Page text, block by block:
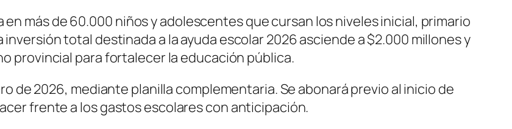
más de 60.000 niños y adolescentes que cursan los niveles inicial, primario
total destinada a la ayuda escolar 2026 asciende a $2.000 millones y
provincial para fortalecer la educación pública.
de 2026, mediante planilla complementaria. Se abonará previo al inicio de
frente a los gastos escolares con anticipación.